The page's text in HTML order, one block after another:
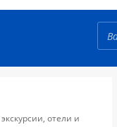
отели и